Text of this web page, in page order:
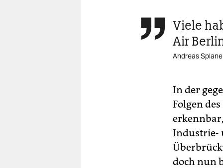
 Viele
Air
Andreas
In der
Folgen
Industrie-
doch nun